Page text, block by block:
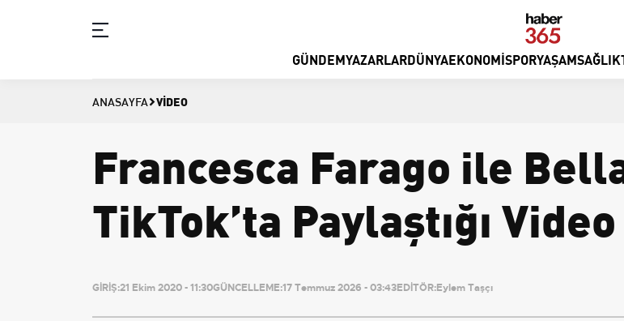
GÜNDEMYAZARLARDÜNYAEKONOMISPORYAŞAMSAĞLIK
ANASAYFA VIDEO
Francesca Farago ile
TikTok’ta Paylaştığı
GİRİŞ:21 Ekim 2020 - 11:30GÜNCELLEME:17 Temmuz 2026 - 03:43EDİTÖR:Eylem Taşçı